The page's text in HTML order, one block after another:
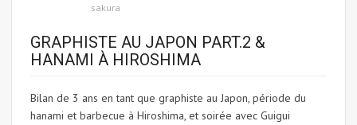
sakura
GRAPHISTE AU JAPON PART.2 &
HANAMI À HIROSHIMA
Bilan de 3 ans en tant que graphiste au Japon, période du
hanami et barbecue à Hiroshima, et soirée avec Guigui